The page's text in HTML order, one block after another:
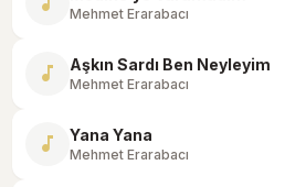
Mehmet Erarabacı
music_note Aşkın Sardı Ben Neyleyim
Mehmet Erarabacı
music_note Yana Yana
Mehmet Erarabacı